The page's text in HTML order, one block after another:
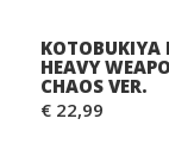
KOTOBUKIYA
HEAVY
CHAOS VER.
€ 22,99